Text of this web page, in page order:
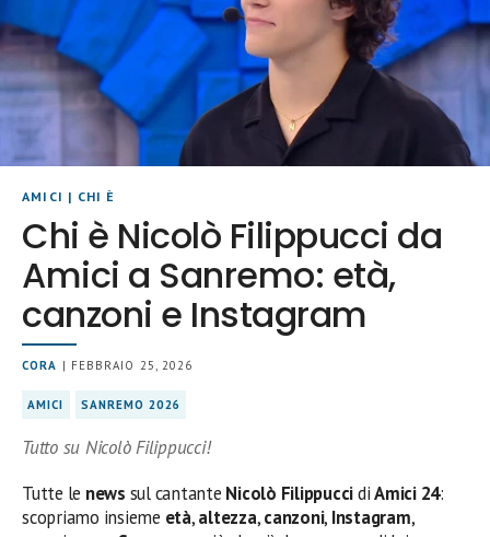
AMICI | CHI È
Chi è Nicolò Filippucci da
Amici a Sanremo: età,
canzoni e Instagram
CORA | FEBBRAIO 25, 2026
AMICI SANREMO 2026
Tutto su Nicolò Filippucci!
Tutte le news sul cantante Nicolò FilippuccidiAmici 24:
scopriamo insieme età,altezza,canzoni, Instagram,